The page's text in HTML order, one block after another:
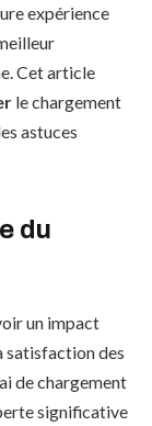
expérience
Cet article
le chargement
astuces
du
un impact
satisfaction des
de chargement
significative